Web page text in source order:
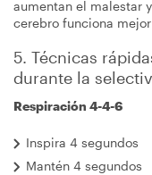
aumentan el malestar
cerebro funciona
5. Técnicas
durante la
Respiración 4-4-6
Inspira 4 segundos
Mantén 4 segundos